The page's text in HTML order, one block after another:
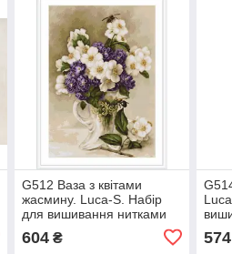
G512 Ваза з квітами
жасмину. Luca-S. Набір
для вишивання нитками
604₴ 574